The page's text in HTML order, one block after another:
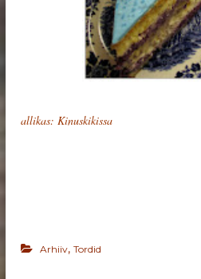
allikas: Kinuskikissa
Arhiiv,Tordid